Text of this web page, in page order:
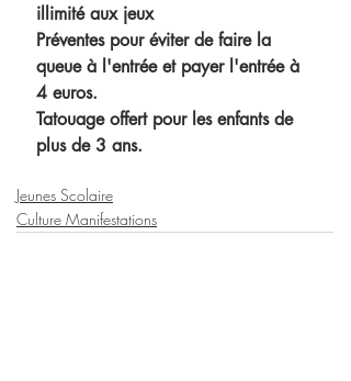
illimité aux jeux
Préventes pour éviter de faire la
queue à l'entrée et payer l'entrée à
4 euros.
Tatouage offert pour les enfants de
plus de 3 ans.
Jeunes Scolaire
Culture Manifestations